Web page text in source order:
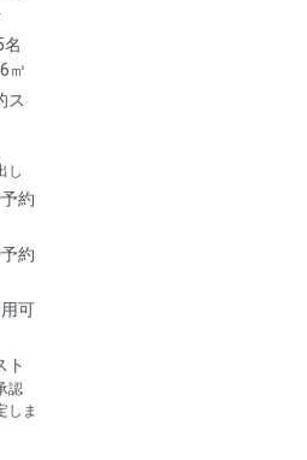
㎡
ス
し
約
約
可
ト
認
しま